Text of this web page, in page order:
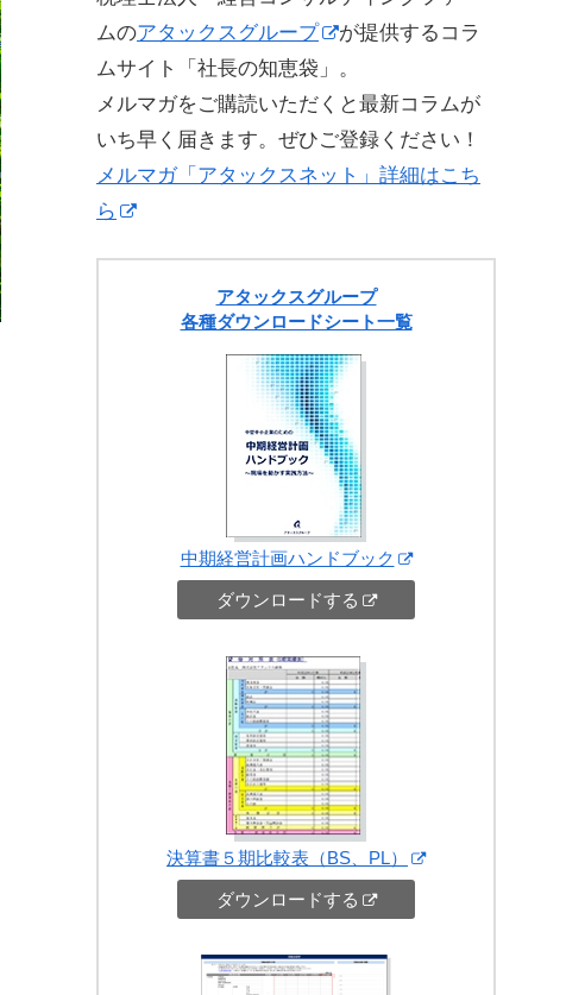
ムのアタックスグループ
が提供するコラ
ムサイト「社長の知恵袋」。
メルマガをご購読いただくと最新コラムが
いち早く届きます。ぜひご登録ください！
メルマガ「アタックスネット」詳細はこち
ら
アタックスグループ
各種ダウンロードシート一覧
中期経営計画ハンドブック
ダウンロードする
決算書５期比較表（BS、PL）
ダウンロードする